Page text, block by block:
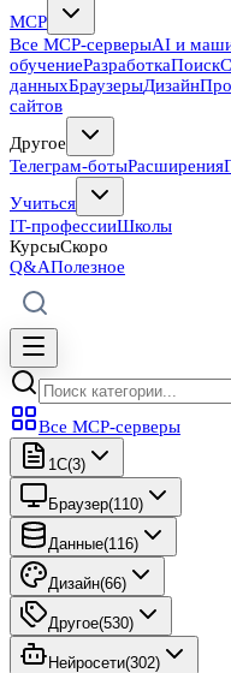
MCP
Все MCP-серверыAI и
обучениеРазработкаПоиск
данныхБраузерыДизайн
сайтов
Другое
Телеграм-ботыРасширения
Учиться
IT-профессииШколы
КурсыСкоро
Q&AПолезное
Все MCP-серверы
1C(3)
Браузер(110)
Данные(116)
Дизайн(66)
Другое(530)
Нейросети(302)